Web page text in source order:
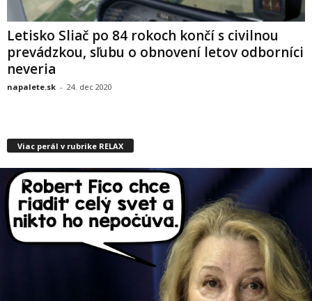
Letisko Sliač po 84 rokoch končí s civilnou
prevádzkou, sľubu o obnovení letov odborníci
neveria
napalete.sk - 24. dec 2020
Viac perál v rubrike RELAX